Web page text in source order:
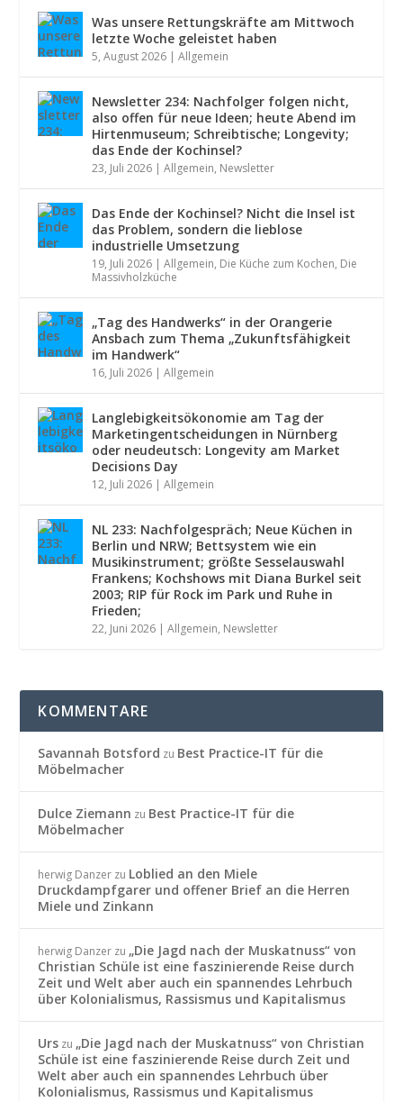
Was unsere Rettungskräfte am Mittwoch
letzte Woche geleistet haben
5, August 2026 |Allgemein
Newsletter 234: Nachfolger folgen nicht,
also offen für neue Ideen; heute Abend im
Hirtenmuseum; Schreibtische; Longevity;
das Ende der Kochinsel?
23, Juli 2026 |Allgemein, Newsletter
Das Ende der Kochinsel? Nicht die Insel ist
das Problem, sondern die lieblose
industrielle Umsetzung
19, Juli 2026 |Allgemein, Die Küche zum Kochen, Die
Massivholzküche
„Tag des Handwerks“ in der Orangerie
Ansbach zum Thema „Zukunftsfähigkeit
im Handwerk“
16, Juli 2026 |Allgemein
Langlebigkeitsökonomie am Tag der
Marketingentscheidungen in Nürnberg
oder neudeutsch: Longevity am Market
Decisions Day
12, Juli 2026 |Allgemein
NL 233: Nachfolgespräch; Neue Küchen in
Berlin und NRW; Bettsystem wie ein
Musikinstrument; größte Sesselauswahl
Frankens; Kochshows mit Diana Burkel seit
2003; RIP für Rock im Park und Ruhe in
Frieden;
22, Juni 2026 |Allgemein, Newsletter
KOMMENTARE
Savannah Botsford zu Best Practice-IT für die
Möbelmacher
Dulce Ziemann zu Best Practice-IT für die
Möbelmacher
herwig Danzer zu Loblied an den Miele
Druckdampfgarer und offener Brief an die Herren
Miele und Zinkann
herwig Danzer zu „Die Jagd nach der Muskatnuss“ von
Christian Schüle ist eine faszinierende Reise durch
Zeit und Welt aber auch ein spannendes Lehrbuch
über Kolonialismus, Rassismus und Kapitalismus
Urs zu „Die Jagd nach der Muskatnuss“ von Christian
Schüle ist eine faszinierende Reise durch Zeit und
Welt aber auch ein spannendes Lehrbuch über
Kolonialismus, Rassismus und Kapitalismus